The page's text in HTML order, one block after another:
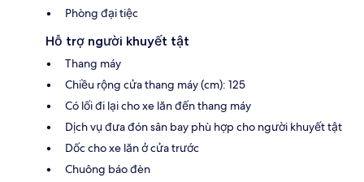
Phòng đại tiệc
Hỗ trợ người khuyết tật
Thang máy
Chiều rộng cửa thang máy (cm): 125
Có lối đi lại cho xe lăn đến thang máy
Dịch vụ đưa đón sân bay phù hợp cho người khuyết tật
Dốc cho xe lăn ở cửa trước
Chuông báo đèn